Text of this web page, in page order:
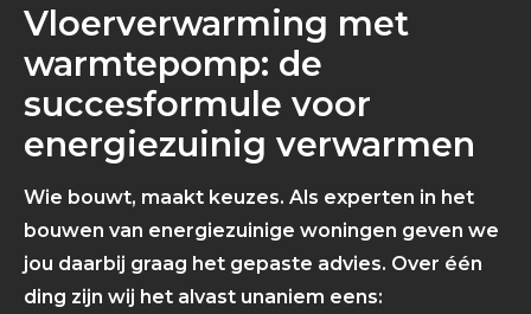
Vloerverwarming met
warmtepomp: de
succesformule voor
energiezuinig verwarmen
Wie bouwt, maakt keuzes. Als experten in het
bouwen van energiezuinige woningen geven we
jou daarbij graag het gepaste advies. Over één
ding zijn wij het alvast unaniem eens: